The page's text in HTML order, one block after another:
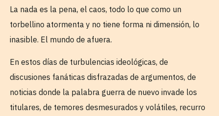
La nada es la pena, el caos, todo lo que como un
torbellino atormenta y no tiene forma ni dimensión, lo
inasible. El mundo de afuera.
En estos días de turbulencias ideológicas, de
discusiones fanáticas disfrazadas de argumentos, de
noticias donde la palabra guerra de nuevo invade los
titulares, de temores desmesurados y volátiles, recurro